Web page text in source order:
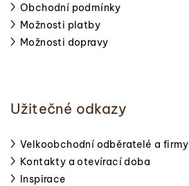
Obchodní podmínky
Možnosti platby
Možnosti dopravy
Užitečné odkazy
Velkoobchodní odběratelé a firmy
Kontakty a otevírací doba
Inspirace